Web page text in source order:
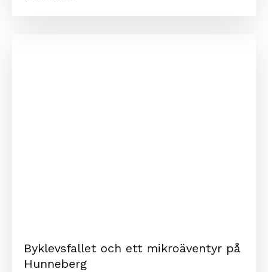
Byklevsfallet och ett mikroäventyr på
Hunneberg